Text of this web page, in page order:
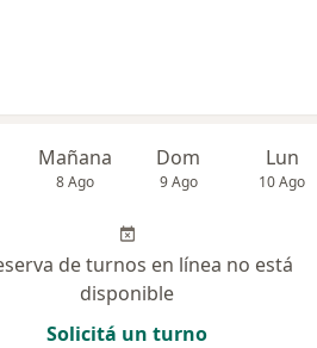
Mañana
8 Ago
Dom
9 Ago
Lun
10 Ago
de turnos en línea no está
disponible
Solicitá un turno